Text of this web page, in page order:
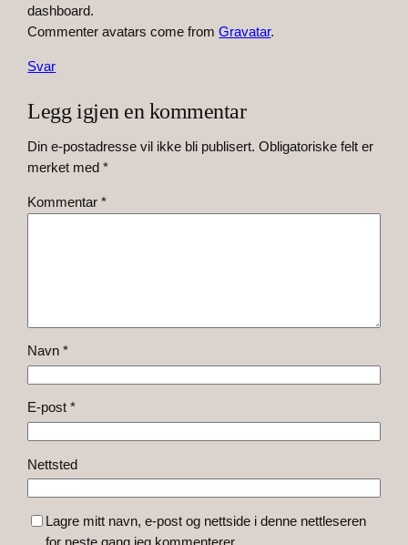
dashboard.
Commenter avatars come fromGravatar.
Svar
Legg igjen en kommentar
Din e-postadresse vil ikke bli publisert. Obligatoriske felt er
merket med*
Kommentar*
Navn*
E-post*
Nettsted
Lagre mitt navn, e-post og nettside i denne nettleseren
for neste gang jeg kommenterer.